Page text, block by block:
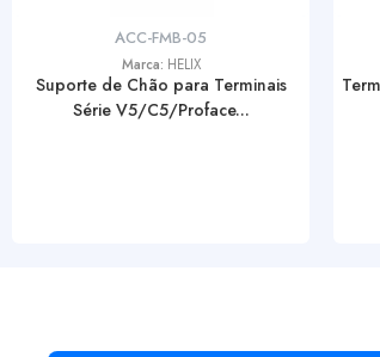
ACC-FMB-05
Marca: HELIX
Suporte de Chão para Terminais
Série V5/C5/Proface...